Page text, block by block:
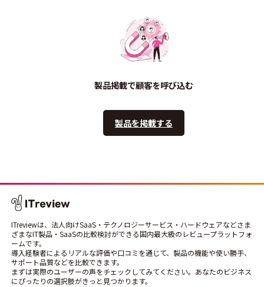
製品掲載で顧客を呼び込む
製品を掲載する
ITreviewは、法人向けSaaS・テクノロジーサービス・ハードウェアなどさま
ざまなIT製品・SaaSの比較検討ができる国内最大級のレビュープラットフォ
ームです。
導入経験者によるリアルな評価や口コミを通じて、製品の機能や使い勝手、
サポート品質などを比較できます。
まずは実際のユーザーの声をチェックしてみてください。あなたのビジネス
にぴったりの選択肢がきっと見つかります。